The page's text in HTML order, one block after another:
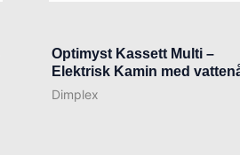
Optimyst Kassett Multi –
Elektrisk Kamin med
Dimplex